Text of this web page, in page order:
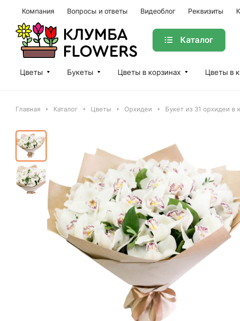
Компания Вопросы и ответы Видеоблог Реквизиты
Каталог
Цветы Букеты Цветы в корзинах Цветы в
Главная Каталог Цветы Орхидеи Букет из 31 орхидеи в